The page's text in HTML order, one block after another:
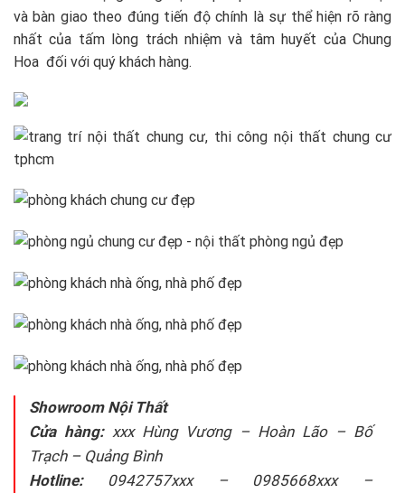
và bàn giao theo đúng tiến độ chính là sự thể hiện rõ ràng
nhất của tấm lòng trách nhiệm và tâm huyết của Chung
Hoa đối với quý khách hàng.
Showroom Nội Thất
Cửa hàng:xxx Hùng Vương – Hoàn Lão – Bố
Trạch – Quảng Bình
Hotline:0942757xxx – 0985668xxx –